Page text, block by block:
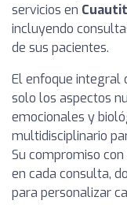
servicios en
incluyendo
de sus pacientes.
El enfoque integral
solo los aspectos
emocionales y
multidisciplinario
Su compromiso
en cada consulta,
para personalizar